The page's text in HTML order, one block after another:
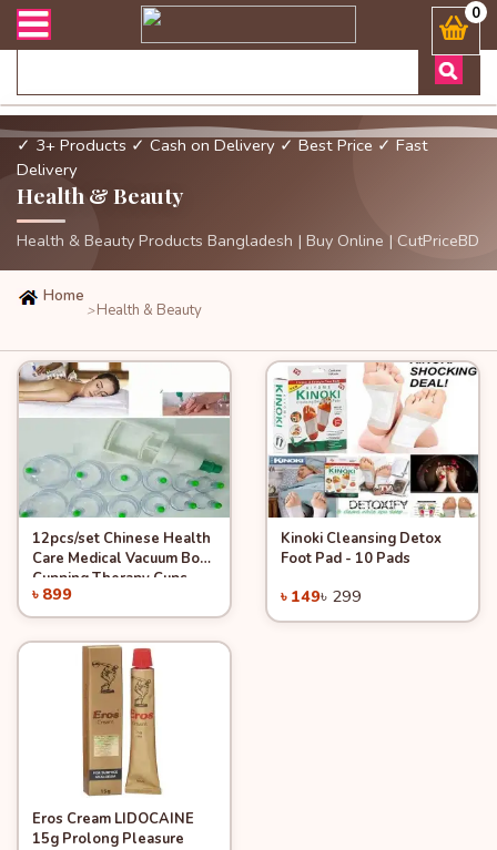
এবং ডেলিভারী সংক্রান্ত যেকোনো জিজ্ঞাসায় কল করুনঃ ( Whatsapp0
✓ 3+ Products ✓ Cash on Delivery ✓ Best Price ✓ Fast
Delivery
Health & Beauty
Health & Beauty Products Bangladesh | Buy Online | CutPriceBD
Home
>Health & Beauty
Quick ViewAdd to Cart
12pcs/set Chinese Health
Care Medical Vacuum Body
Cupping Therapy Cups
Massage
৳ 899
Quick ViewAdd to Cart
Kinoki Cleansing Detox
Foot Pad - 10 Pads
৳ 149৳ 299
Quick ViewAdd to Cart
Eros Cream LIDOCAINE
15g Prolong Pleasure